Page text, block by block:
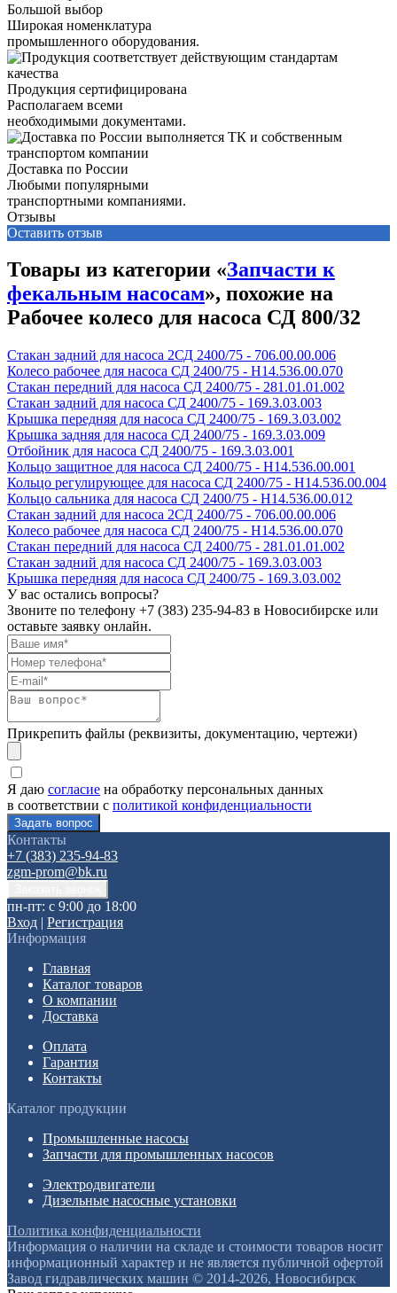
Большой выбор
Широкая номенклатура
промышленного оборудования.
Продукция сертифицирована
Располагаем всеми
необходимыми документами.
Доставка по России
Любыми популярными
транспортными компаниями.
Отзывы
Оставить отзыв
Товары из категории «Запчасти к
фекальным насосам», похожие на
Рабочее колесо для насоса СД 800/32
Стакан задний для насоса 2СД 2400/75 - 706.00.00.006
Колесо рабочее для насоса СД 2400/75 - Н14.536.00.070
Стакан передний для насоса СД 2400/75 - 281.01.01.002
Стакан задний для насоса СД 2400/75 - 169.3.03.003
Крышка передняя для насоса СД 2400/75 - 169.3.03.002
Крышка задняя для насоса СД 2400/75 - 169.3.03.009
Отбойник для насоса СД 2400/75 - 169.3.03.001
Кольцо защитное для насоса СД 2400/75 - Н14.536.00.001
Кольцо регулирующее для насоса СД 2400/75 - Н14.536.00.004
Кольцо сальника для насоса СД 2400/75 - Н14.536.00.012
Стакан задний для насоса 2СД 2400/75 - 706.00.00.006
Колесо рабочее для насоса СД 2400/75 - Н14.536.00.070
Стакан передний для насоса СД 2400/75 - 281.01.01.002
Стакан задний для насоса СД 2400/75 - 169.3.03.003
Крышка передняя для насоса СД 2400/75 - 169.3.03.002
У вас остались вопросы?
Звоните по телефону +7 (383) 235-94-83 в Новосибирске или
оставьте заявку онлайн.
Прикрепить файлы (реквизиты, документацию, чертежи)
Я даю согласие на обработку персональных данных
в соответствии с политикой конфиденциальности
Контакты
+7 (383) 235-94-83
zgm-prom@bk.ru
пн-пт: с 9:00 до 18:00
Вход | Регистрация
Информация
Главная
Каталог товаров
О компании
Доставка
Оплата
Гарантия
Контакты
Каталог продукции
Промышленные насосы
Запчасти для промышленных насосов
Электродвигатели
Дизельные насосные установки
Политика конфиденциальности
Информация о наличии на складе и стоимости товаров носит
информационный характер и не является публичной офертой
Завод гидравлических машин © 2014-2026, Новосибирск